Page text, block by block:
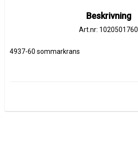
Beskrivning
Art.nr: 1020501760
4937-60 sommarkrans